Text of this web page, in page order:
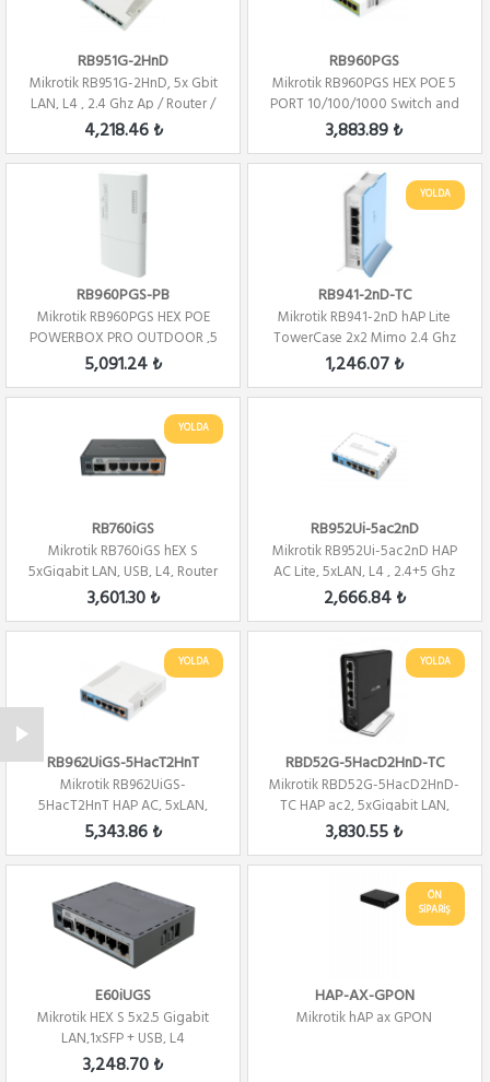
RB951G-2HnD
Mikrotik RB951G-2HnD, 5x Gbit
LAN, L4 , 2.4 Ghz Ap / Router /
Fire...
4,218.46 ₺
RB960PGS
Mikrotik RB960PGS HEX POE 5
PORT 10/100/1000 Switch and
Router POE...
3,883.89 ₺
RB960PGS-PB
Mikrotik RB960PGS HEX POE
POWERBOX PRO OUTDOOR ,5
PORT 10/100/100...
5,091.24 ₺
YOLDA
RB941-2nD-TC
Mikrotik RB941-2nD hAP Lite
TowerCase 2x2 Mimo 2.4 Ghz
802.b/...
1,246.07 ₺
YOLDA
RB760iGS
Mikrotik RB760iGS hEX S
5xGigabit LAN, USB, L4, Router
/ Firewall ...
3,601.30 ₺
RB952Ui-5ac2nD
Mikrotik RB952Ui-5ac2nD HAP
AC Lite, 5xLAN, L4 , 2.4+5 Ghz
Ap / Ro...
2,666.84 ₺
YOLDA
RB962UiGS-5HacT2HnT
Mikrotik RB962UiGS-
5HacT2HnT HAP AC, 5xLAN,
2.4+5 Ghz 3x3 Mimo ,A...
5,343.86 ₺
YOLDA
RBD52G-5HacD2HnD-TC
Mikrotik RBD52G-5HacD2HnD-
TC HAP ac2, 5xGigabit LAN,
2.4+5 Ghz 2x...
3,830.55 ₺
E60iUGS
Mikrotik HEX S 5x2.5 Gigabit
LAN,1xSFP + USB, L4
3,248.70 ₺
ÖN
SİPARİŞ
HAP-AX-GPON
Mikrotik hAP ax GPON